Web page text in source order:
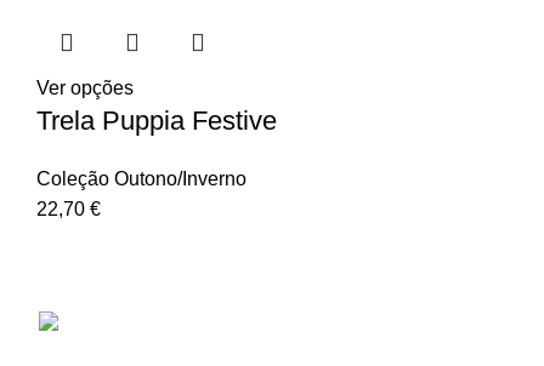
Ver opções
Trela Puppia Festive
Coleção Outono/Inverno
22,70 €